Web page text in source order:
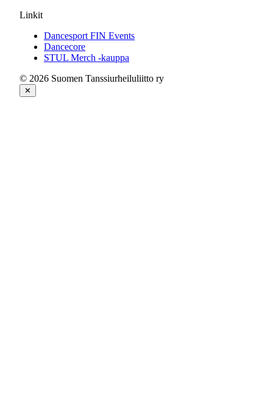
Linkit
Dancesport FIN Events
Dancecore
STUL Merch -kauppa
© 2026 Suomen Tanssiurheiluliitto ry
✕